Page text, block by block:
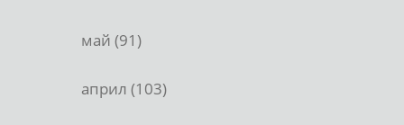
май (91)
април (103)